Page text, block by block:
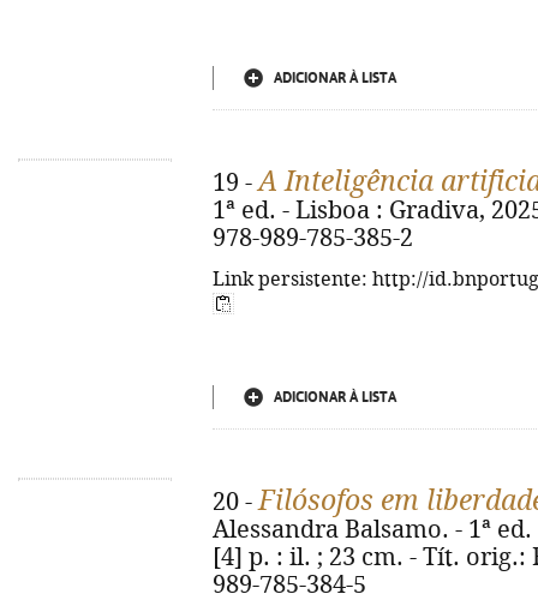
ADICIONAR À LISTA
19 -A Inteligência
1ª ed. - Lisboa : Gradiva,
978-989-785-385-2
Link persistente: http://
ADICIONAR À LISTA
20 -Filósofos em
Alessandra Balsamo. - 1ª
[4] p. : il. ; 23 cm. - Tít.
989-785-384-5